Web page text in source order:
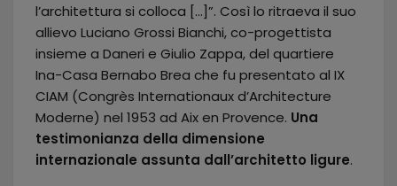
l’architettura si colloca […]”. Così lo ritraeva il suo
allievo Luciano Grossi Bianchi, co-progettista
insieme a Daneri e Giulio Zappa, del quartiere
Ina-Casa Bernabo Brea che fu presentato al IX
CIAM (Congrès Internationaux d’Architecture
Moderne) nel 1953 ad Aix en Provence. Una
testimonianza della dimensione
internazionale assunta dall’architetto ligure.